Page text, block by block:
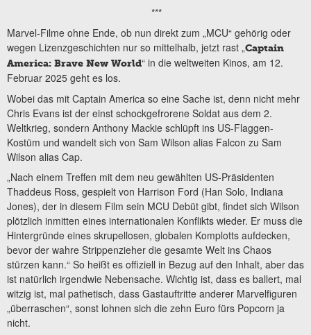
***
Marvel-Filme ohne Ende, ob nun direkt zum „MCU“ gehörig oder
wegen Lizenzgeschichten nur so mittelhalb, jetzt rast „Captain
America: Brave New World“ in die weltweiten Kinos, am 12.
Februar 2025 geht es los.
Wobei das mit Captain America so eine Sache ist, denn nicht mehr
Chris Evans ist der einst schockgefrorene Soldat aus dem 2.
Weltkrieg, sondern Anthony Mackie schlüpft ins US-Flaggen-
Kostüm und wandelt sich von Sam Wilson alias Falcon zu Sam
Wilson alias Cap.
„Nach einem Treffen mit dem neu gewählten US-Präsidenten
Thaddeus Ross, gespielt von Harrison Ford (Han Solo, Indiana
Jones), der in diesem Film sein MCU Debüt gibt, findet sich Wilson
plötzlich inmitten eines internationalen Konflikts wieder. Er muss die
Hintergründe eines skrupellosen, globalen Komplotts aufdecken,
bevor der wahre Strippenzieher die gesamte Welt ins Chaos
stürzen kann.“ So heißt es offiziell in Bezug auf den Inhalt, aber das
ist natürlich irgendwie Nebensache. Wichtig ist, dass es ballert, mal
witzig ist, mal pathetisch, dass Gastauftritte anderer Marvelfiguren
„überraschen“, sonst lohnen sich die zehn Euro fürs Popcorn ja
nicht.